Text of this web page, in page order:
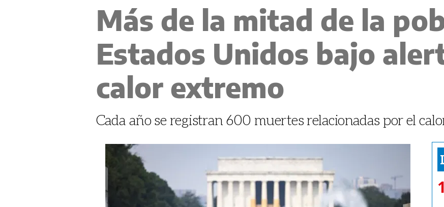
Más de la mitad de la
Estados Unidos bajo
calor extremo
Cada año se registran 600 muertes relacionadas por el
1